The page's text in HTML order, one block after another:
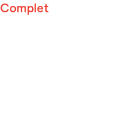
Complet